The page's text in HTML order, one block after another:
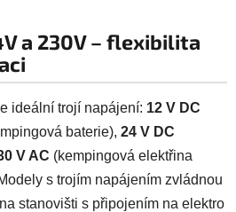
a 230V – flexibilita
ideální trojí napájení: 12 V DC
baterie), 24 V DC
V AC (kempingová elektřina
s trojím napájením zvládnou
stanovišti s připojením na elektro